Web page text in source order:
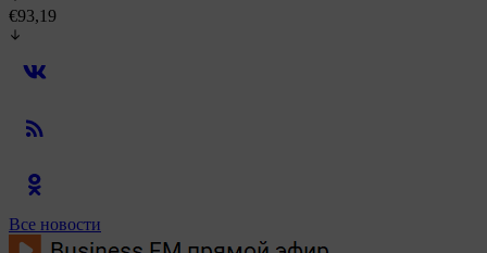
€93,19
Все новости